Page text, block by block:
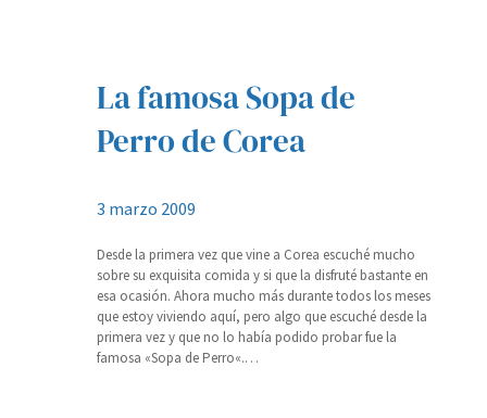
La famosa Sopa de
Perro de Corea
3 marzo 2009
Desde la primera vez que vine a Corea escuché mucho
sobre su exquisita comida y si que la disfruté bastante en
esa ocasión. Ahora mucho más durante todos los meses
que estoy viviendo aquí, pero algo que escuché desde la
primera vez y que no lo había podido probar fue la
famosa «Sopa de Perro«.…